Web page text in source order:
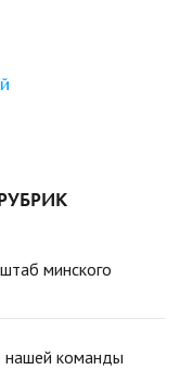
минского
нашей команды